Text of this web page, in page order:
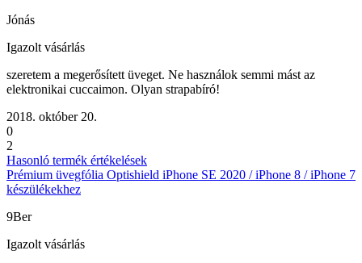
Jónás
Igazolt vásárlás
szeretem a megerősített üveget. Ne használok semmi mást az
elektronikai cuccaimon. Olyan strapabíró!
2018. október 20.
0
2
Hasonló termék értékelések
Prémium üvegfólia Optishield iPhone SE 2020 / iPhone 8 / iPhone 7
készülékekhez
9Ber
Igazolt vásárlás